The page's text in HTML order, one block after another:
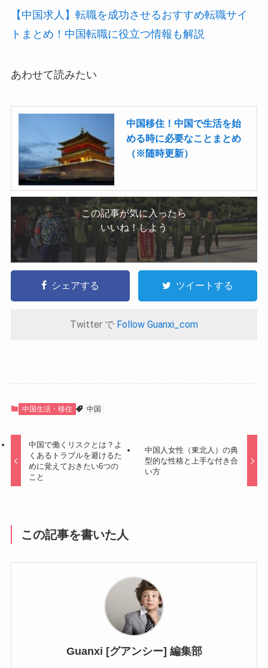
【中国求人】転職を成功させるおすすめ転職サイ
トまとめ！中国転職に役立つ情報も解説
あわせて読みたい
中国移住！中国で生活を始
める時に必要なことまとめ
（※随時更新）
この記事が気に入ったら
いいね！しよう
シェアする ツイートする
Twitter で Follow Guanxi_com
中国生活・移住 中国
中国で働くリスクとは？よ
くあるトラブルを避けるた
めに覚えておきたい6つの
こと
中国人女性（東北人）の典
型的な性格と上手な付き合
い方
この記事を書いた人
Guanxi [グアンシー] 編集部